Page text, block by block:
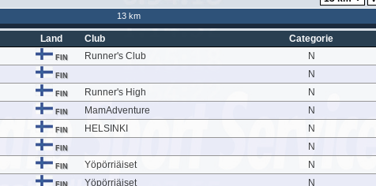
13 km
Land Club Categorie
FIN Runner's Club N
FIN N
FIN Runner's High N
FIN MamAdventure N
FIN HELSINKI N
FIN N
FIN Yöpörriäiset N
FIN Yöpörriäiset N